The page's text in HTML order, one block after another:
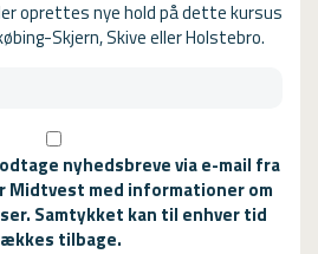
oprettes nye hold på dette kursus
Skjern, Skive eller Holstebro.
nyhedsbreve via e-mail fra
Midtvest med informationer om
Samtykket kan til enhver tid
tilbage.